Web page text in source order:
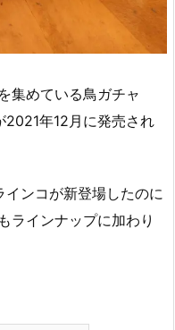
集めている鳥ガチャ
2021年12月に発売され
ンコが新登場したのに
ラインナップに加わり